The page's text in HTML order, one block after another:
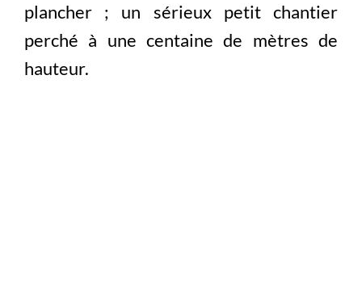
plancher ; un sérieux petit chantier
perché à une centaine de mètres de
hauteur.